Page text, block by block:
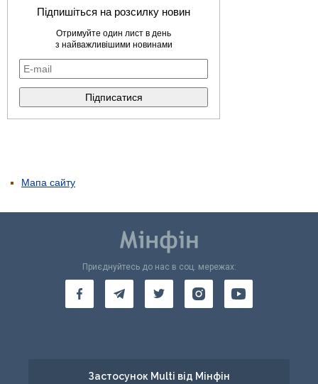
Підпишіться на розсилку новин
Отримуйте один лист в день
з найважливішими новинами
Мапа сайту
Приєднуйтесь до нас в соц. мережах:
Застосунок Multi від Мінфін